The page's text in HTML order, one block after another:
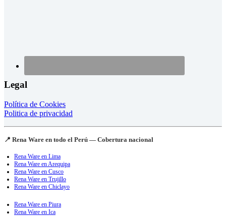
Legal
Política de Cookies
Politica de privacidad
📍 Rena Ware en todo el Perú — Cobertura nacional
Rena Ware en Lima
Rena Ware en Arequipa
Rena Ware en Cusco
Rena Ware en Trujillo
Rena Ware en Chiclayo
Rena Ware en Piura
Rena Ware en Ica